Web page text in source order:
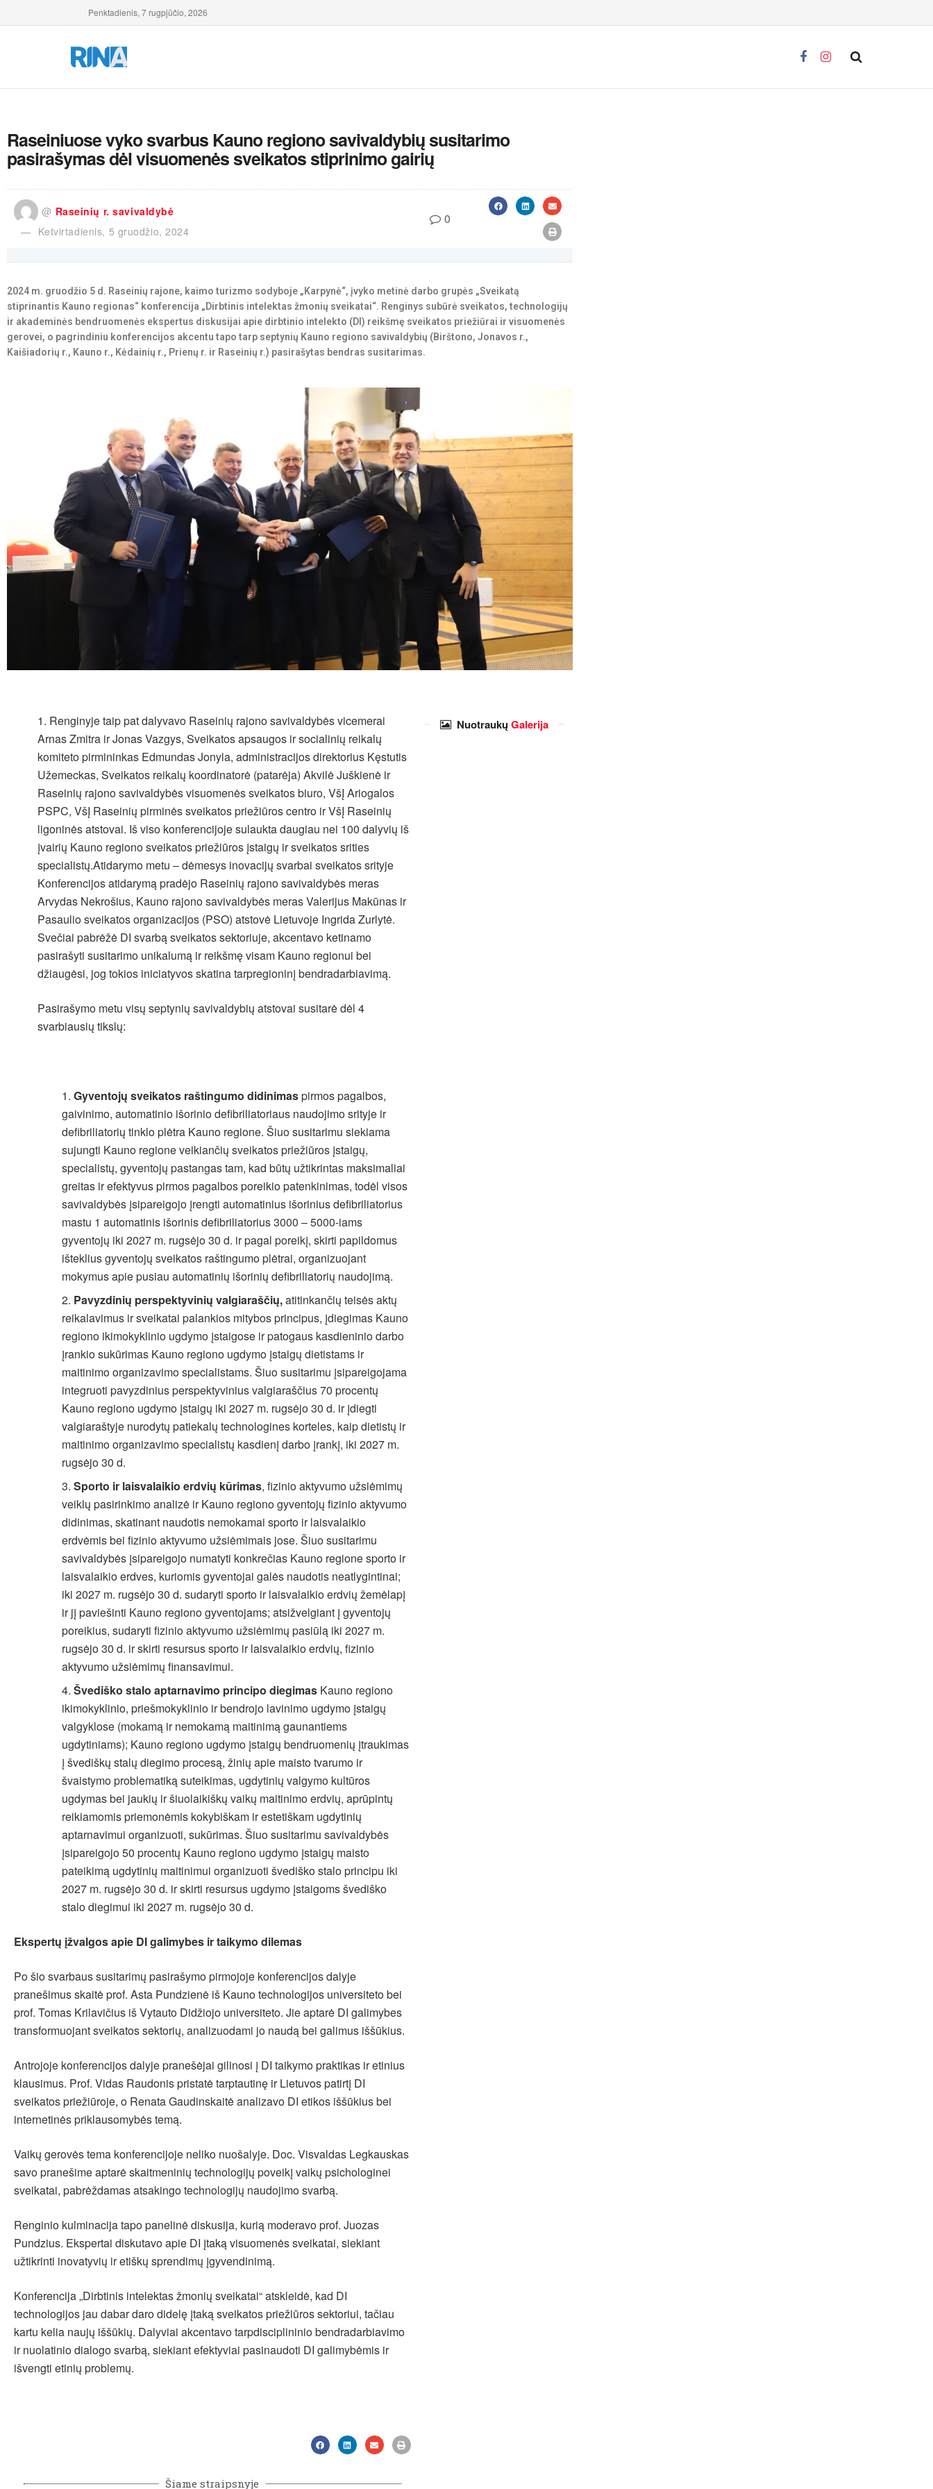
Penktadienis, 7 rugpjūčio, 2026
Raseiniuose vyko svarbus Kauno regiono savivaldybių susitarimo
pasirašymas dėl visuomenės sveikatos stiprinimo gairių
@ Raseinių r. savivaldybė
Ketvirtadienis, 5 gruodžio, 2024
0
2024 m. gruodžio 5 d. Raseinių rajone, kaimo turizmo sodyboje „Karpynė“, įvyko metinė darbo grupės „Sveikatą
stiprinantis Kauno regionas“ konferencija „Dirbtinis intelektas žmonių sveikatai“. Renginys subūrė sveikatos, technologijų
ir akademinės bendruomenės ekspertus diskusijai apie dirbtinio intelekto (DI) reikšmę sveikatos priežiūrai ir visuomenės
gerovei, o pagrindiniu konferencijos akcentu tapo tarp septynių Kauno regiono savivaldybių (Birštono, Jonavos r.,
Kaišiadorių r., Kauno r., Kėdainių r., Prienų r. ir Raseinių r.) pasirašytas bendras susitarimas.
Renginyje taip pat dalyvavo Raseinių rajono savivaldybės vicemerai
Arnas Zmitra ir Jonas Vazgys, Sveikatos apsaugos ir socialinių reikalų
komiteto pirmininkas Edmundas Jonyla, administracijos direktorius Kęstutis
Užemeckas, Sveikatos reikalų koordinatorė (patarėja) Akvilė Juškienė ir
Raseinių rajono savivaldybės visuomenės sveikatos biuro, VšĮ Ariogalos
PSPC, VšĮ Raseinių pirminės sveikatos priežiūros centro ir VšĮ Raseinių
ligoninės atstovai. Iš viso konferencijoje sulaukta daugiau nei 100 dalyvių iš
įvairių Kauno regiono sveikatos priežiūros įstaigų ir sveikatos srities
specialistų.Atidarymo metu – dėmesys inovacijų svarbai sveikatos srityje
Konferencijos atidarymą pradėjo Raseinių rajono savivaldybės meras
Arvydas Nekrošius, Kauno rajono savivaldybės meras Valerijus Makūnas ir
Pasaulio sveikatos organizacijos (PSO) atstovė Lietuvoje Ingrida Zurlytė.
Svečiai pabrėžė DI svarbą sveikatos sektoriuje, akcentavo ketinamo
pasirašyti susitarimo unikalumą ir reikšmę visam Kauno regionui bei
džiaugėsi, jog tokios iniciatyvos skatina tarpregioninį bendradarbiavimą.
Pasirašymo metu visų septynių savivaldybių atstovai susitarė dėl 4
svarbiausių tikslų:
Gyventojų sveikatos raštingumo didinimaspirmos pagalbos,
gaivinimo, automatinio išorinio defibriliatoriaus naudojimo srityje ir
defibriliatorių tinklo plėtra Kauno regione. Šiuo susitarimu siekiama
sujungti Kauno regione veikiančių sveikatos priežiūros įstaigų,
specialistų, gyventojų pastangas tam, kad būtų užtikrintas maksimaliai
greitas ir efektyvus pirmos pagalbos poreikio patenkinimas, todėl visos
savivaldybės įsipareigojo įrengti automatinius išorinius defibriliatorius
mastu 1 automatinis išorinis defibriliatorius 3000 – 5000-iams
gyventojų iki 2027 m. rugsėjo 30 d. ir pagal poreikį, skirti papildomus
išteklius gyventojų sveikatos raštingumo plėtrai, organizuojant
mokymus apie pusiau automatinių išorinių defibriliatorių naudojimą.
Pavyzdinių perspektyvinių valgiaraščių,atitinkančių teisės aktų
reikalavimus ir sveikatai palankios mitybos principus, įdiegimas Kauno
regiono ikimokyklinio ugdymo įstaigose ir patogaus kasdieninio darbo
įrankio sukūrimas Kauno regiono ugdymo įstaigų dietistams ir
maitinimo organizavimo specialistams. Šiuo susitarimu įsipareigojama
integruoti pavyzdinius perspektyvinius valgiaraščius 70 procentų
Kauno regiono ugdymo įstaigų iki 2027 m. rugsėjo 30 d. ir įdiegti
valgiaraštyje nurodytų patiekalų technologines korteles, kaip dietistų ir
maitinimo organizavimo specialistų kasdienį darbo įrankį, iki 2027 m.
rugsėjo 30 d.
Sporto ir laisvalaikio erdvių kūrimas, fizinio aktyvumo užsiėmimų
veiklų pasirinkimo analizė ir Kauno regiono gyventojų fizinio aktyvumo
didinimas, skatinant naudotis nemokamai sporto ir laisvalaikio
erdvėmis bei fizinio aktyvumo užsiėmimais jose. Šiuo susitarimu
savivaldybės įsipareigojo numatyti konkrečias Kauno regione sporto ir
laisvalaikio erdves, kuriomis gyventojai galės naudotis neatlygintinai;
iki 2027 m. rugsėjo 30 d. sudaryti sporto ir laisvalaikio erdvių žemėlapį
ir jį paviešinti Kauno regiono gyventojams; atsižvelgiant į gyventojų
poreikius, sudaryti fizinio aktyvumo užsiėmimų pasiūlą iki 2027 m.
rugsėjo 30 d. ir skirti resursus sporto ir laisvalaikio erdvių, fizinio
aktyvumo užsiėmimų finansavimui.
Švediško stalo aptarnavimo principo diegimasKauno regiono
ikimokyklinio, priešmokyklinio ir bendrojo lavinimo ugdymo įstaigų
valgyklose (mokamą ir nemokamą maitinimą gaunantiems
ugdytiniams); Kauno regiono ugdymo įstaigų bendruomenių įtraukimas
į švediškų stalų diegimo procesą, žinių apie maisto tvarumo ir
švaistymo problematiką suteikimas, ugdytinių valgymo kultūros
ugdymas bei jaukių ir šiuolaikiškų vaikų maitinimo erdvių, aprūpintų
reikiamomis priemonėmis kokybiškam ir estetiškam ugdytinių
aptarnavimui organizuoti, sukūrimas. Šiuo susitarimu savivaldybės
įsipareigojo 50 procentų Kauno regiono ugdymo įstaigų maisto
pateikimą ugdytinių maitinimui organizuoti švediško stalo principu iki
2027 m. rugsėjo 30 d. ir skirti resursus ugdymo įstaigoms švediško
stalo diegimui iki 2027 m. rugsėjo 30 d.
Ekspertų įžvalgos apie DI galimybes ir taikymo dilemas
Po šio svarbaus susitarimų pasirašymo pirmojoje konferencijos dalyje
pranešimus skaitė prof. Asta Pundzienė iš Kauno technologijos universiteto bei
prof. Tomas Krilavičius iš Vytauto Didžiojo universiteto. Jie aptarė DI galimybes
transformuojant sveikatos sektorių, analizuodami jo naudą bei galimus iššūkius.
Antrojoje konferencijos dalyje pranešėjai gilinosi į DI taikymo praktikas ir etinius
klausimus. Prof. Vidas Raudonis pristatė tarptautinę ir Lietuvos patirtį DI
sveikatos priežiūroje, o Renata Gaudinskaitė analizavo DI etikos iššūkius bei
internetinės priklausomybės temą.
Vaikų gerovės tema konferencijoje neliko nuošalyje. Doc. Visvaldas Legkauskas
savo pranešime aptarė skaitmeninių technologijų poveikį vaikų psichologinei
sveikatai, pabrėždamas atsakingo technologijų naudojimo svarbą.
Renginio kulminacija tapo panelinė diskusija, kurią moderavo prof. Juozas
Pundzius. Ekspertai diskutavo apie DI įtaką visuomenės sveikatai, siekiant
užtikrinti inovatyvių ir etiškų sprendimų įgyvendinimą.
Konferencija „Dirbtinis intelektas žmonių sveikatai“ atskleidė, kad DI
technologijos jau dabar daro didelę įtaką sveikatos priežiūros sektoriui, tačiau
kartu kelia naujų iššūkių. Dalyviai akcentavo tarpdisciplininio bendradarbiavimo
ir nuolatinio dialogo svarbą, siekiant efektyviai pasinaudoti DI galimybėmis ir
išvengti etinių problemų.
Šiame straipsnyje
NuotraukųGalerija